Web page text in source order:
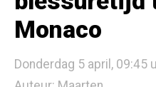
Monaco
Donderdag 5 april, 09:45